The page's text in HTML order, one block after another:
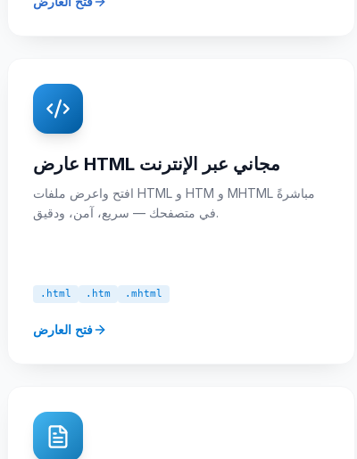
عارض HTML مجاني عبر الإنترنت
افتح واعرض ملفات HTML و HTM و MHTML مباشرةً
في متصفحك — سريع، آمن، ودقيق.
.html .htm .mhtml
فتح العارض